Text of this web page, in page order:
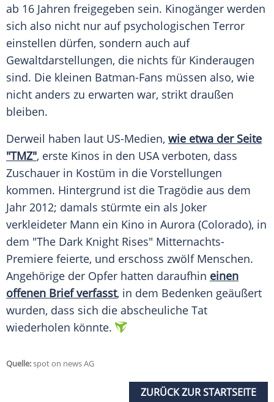
ab 16 Jahren freigegeben sein. Kinogänger werden
sich also nicht nur auf psychologischen Terror
einstellen dürfen, sondern auch auf
Gewaltdarstellungen, die nichts für Kinderaugen
sind. Die kleinen Batman-Fans müssen also, wie
nicht anders zu erwarten war, strikt draußen
bleiben.
Derweil haben laut US-Medien, wie etwa der Seite
"TMZ", erste Kinos in den USAverboten, dass
Zuschauer in Kostüm in die Vorstellungen
kommen. Hintergrund ist die Tragödie aus dem
Jahr 2012; damals stürmte ein als Joker
verkleideter Mann ein Kino in Aurora (Colorado), in
dem "The Dark Knight Rises" Mitternachts-
Premiere feierte, und erschoss zwölf Menschen.
Angehörige der Opfer hatten daraufhin einen
offenen Brief verfasst, in dem Bedenken geäußert
wurden, dass sich die abscheuliche Tat
wiederholen könnte.
Quelle:spot on news AG
ZURÜCK ZUR STARTSEITE